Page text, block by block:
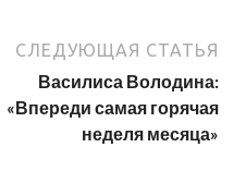
СЛЕДУЮЩАЯ СТАТЬЯ
Василиса Володина:
«Впереди самая горячая
неделя месяца»